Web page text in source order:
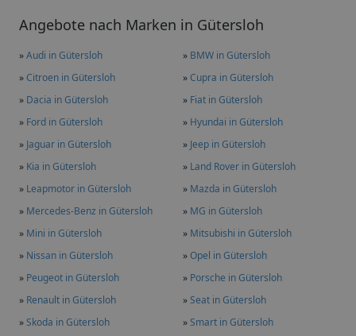
Angebote nach Marken in Gütersloh
»Audi in Gütersloh » BMW in Gütersloh
»Citroen in Gütersloh »Cupra in Gütersloh
» Dacia in Gütersloh » Fiat in Gütersloh
» Ford in Gütersloh » Hyundai in Gütersloh
» Jaguar in Gütersloh » Jeep in Gütersloh
» Kia in Gütersloh » Land Rover in Gütersloh
» Leapmotor in Gütersloh » Mazda in Gütersloh
» Mercedes-Benz in Gütersloh » MG in Gütersloh
» Mini in Gütersloh » Mitsubishi in Gütersloh
» Nissan in Gütersloh »Opel in Gütersloh
» Peugeot in Gütersloh » Porsche in Gütersloh
» Renault in Gütersloh »Seat in Gütersloh
»Skoda in Gütersloh »Smart in Gütersloh